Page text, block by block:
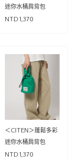
迷你水桶肩背包
NTD1,370
＜CITEN＞蓬鬆多彩
迷你水桶肩背包
NTD1,370